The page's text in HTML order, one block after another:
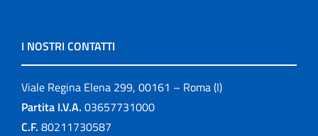
I NOSTRI CONTATTI
Viale Regina Elena 299, 00161 – Roma (I)
Partita I.V.A. 03657731000
C.F. 80211730587